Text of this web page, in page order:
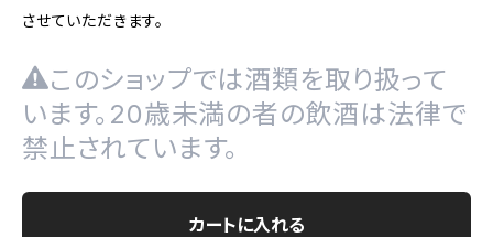
させていただきます。
このショップでは酒類を取り扱って
います。20歳未満の者の飲酒は法律で
禁止されています。
カートに入れる